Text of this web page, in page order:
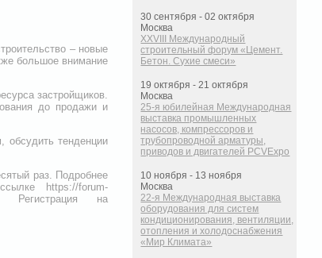
30 сентября - 02 октября
Москва
XXVIII Международный
строительный форум «Цемент.
Бетон. Сухие смеси»
19 октября - 21 октября
Москва
25-я юбилейная Международная
выставка промышленных
насосов, компрессоров и
трубопроводной арматуры,
приводов и двигателей PCVExpo
10 ноября - 13 ноября
Москва
22-я Международная выставка
оборудования для систем
кондиционирования, вентиляции,
отопления и холодоснабжения
«Мир Климата»
– новые
большое внимание
застройщиков.
до продажи и
обсудить тенденции
раз. Подробнее
https://forum-
). Регистрация на